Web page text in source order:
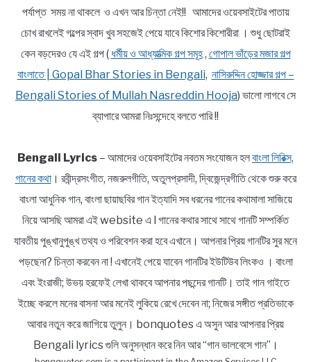
পর্যাপ্ত সময় না থাকলে ও এখন আর চিন্তা নেই!! আমাদের ওয়েবসাইটের পাতায়
চোখ রাখলেই গল্পের স্বাদ খুব সহজেই পেয়ে যাবে কিশোর কিশোরীরা । শুধু ছোটরাই
কেন বড়দেরও যে এই গল্প ( ধর্মীয় ও আধ্যাত্মিক গল্প সমূহ, গোপাল ভাঁড়ের মজার গল্প
বাংলাতে | Gopal Bhar Stories in Bengali, নাসিরুদ্দিন হোজ্জার গল্প –
Bengali Stories of Mullah Nasreddin Hooja) ভালো লাগবে সে
ব্যাপারে আমরা নিঃসন্দেহে বলতে পারি !!
Bengali Lyrics – আমাদের ওয়েবসাইটের নবতম সংযোজন হলবাংলা লিরিক্স,
গানের কথা। রবীন্দ্রসংগীত, নজরুলগীতি, অতুলপ্রসাদী, দ্বিজেন্দ্রগীতি থেকে শুরু করে
বাংলা আধুনিক গান, বাংলা ছায়াছবির গান ইত্যাদি সব ধরনের গানের কথামালা সাজিয়ে
নিয়ে আসছি আমরা এই website এ l গানের কথার সাথে সাথে গানটি সম্পর্কিত
যাবতীয় পুঙ্খানুপুঙ্খ তথ্য ও পরিবেশন করা হবে এখানে। আপনার প্রিয় গানটির সুর মনে
পড়ছেনা? চিন্তা করবেন না ! এখানেই পেয়ে যাবেন গানটির ইউটিউব লিংকও । বাংলা
এবং ইংরাজী; উভয় হরফেই লেখা থাকবে আপনার পছন্দের গানটি। তাই গান গাইতে
ইচ্ছে করলে মনের বাসনা আর মনেই লুকিয়ে রেখে দেবেন না; নিজের সঙ্গীত প্রতিভাকে
আবার নতুন করে জাগিয়ে তুলুন। bonquotes এ অসুন আর আপনার প্রিয়
Bengali lyrics গুলি অনুসন্ধান করে নিন আর “গান ভালবেসে গান”।